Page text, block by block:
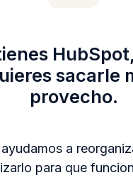
sacarle
provecho.
a
para que